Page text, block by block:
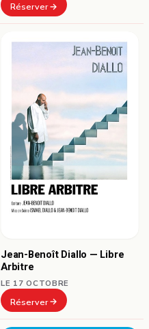
Réserver
Jean-Benoît Diallo — Libre
Arbitre
LE 17 OCTOBRE
Réserver